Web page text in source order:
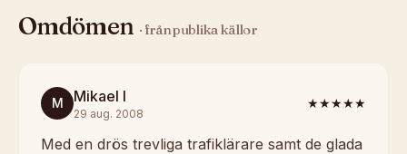
Omdömen · från publika källor
M Mikael I
29 aug. 2008
★★★★★
Med en drös trevliga trafiklärare samt de glada